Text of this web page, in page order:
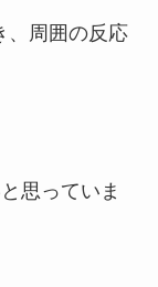
、周囲の反応
思っていま